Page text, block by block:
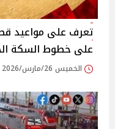
تعرف على مواعيد
على خطوط السكة
الخميس 26/مارس/2026 - 11:24 ص